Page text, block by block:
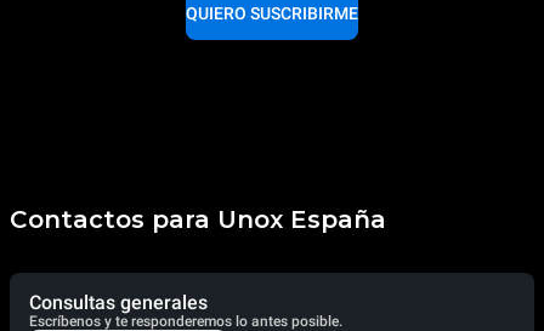
QUIERO SUSCRIBIRME
Contactos para Unox España
Consultas generales
Escríbenos y te responderemos lo antes posible.